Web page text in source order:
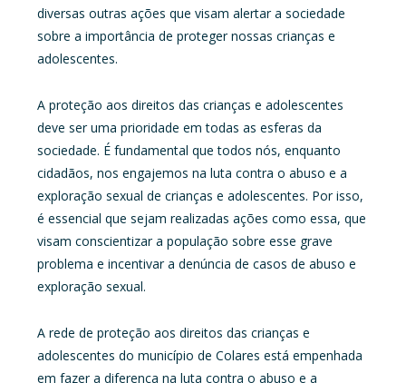
diversas outras ações que visam alertar a sociedade
sobre a importância de proteger nossas crianças e
adolescentes.
A proteção aos direitos das crianças e adolescentes
deve ser uma prioridade em todas as esferas da
sociedade. É fundamental que todos nós, enquanto
cidadãos, nos engajemos na luta contra o abuso e a
exploração sexual de crianças e adolescentes. Por isso,
é essencial que sejam realizadas ações como essa, que
visam conscientizar a população sobre esse grave
problema e incentivar a denúncia de casos de abuso e
exploração sexual.
A rede de proteção aos direitos das crianças e
adolescentes do município de Colares está empenhada
em fazer a diferença na luta contra o abuso e a